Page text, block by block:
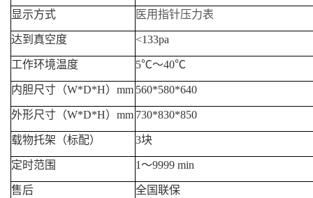
显示方式 医用指针压力表
达到真空度 <133pa
工作环境温度 5℃～40℃
内胆尺寸（W*D*H）mm 560*580*640
外形尺寸（W*D*H）mm 730*830*850
载物托架（标配） 3块
定时范围 1～9999 min
售后 全国联保